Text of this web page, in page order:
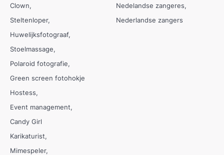
Clown
Steltenloper
Huwelijksfotograaf
Stoelmassage
Polaroid fotografie
Green screen fotohokje
Hostess
Event management
Candy Girl
Karikaturist
Mimespeler
Nedelandse zangeres
Nederlandse zangers